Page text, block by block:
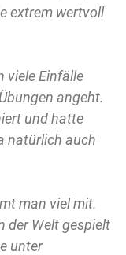
extrem wertvoll
viele Einfälle
angeht.
und hatte
natürlich auch
man viel mit.
der Welt gespielt
unter